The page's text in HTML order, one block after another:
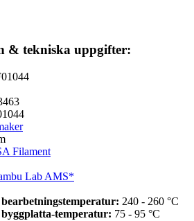
& tekniska uppgifter:
Filament
Lab AMS*
240 - 260 °C
temperatur: 75 - 95 °C